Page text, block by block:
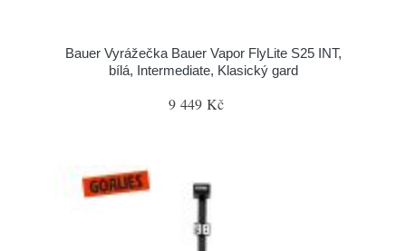
Bauer Vyrážečka Bauer Vapor FlyLite S25 INT,
bílá, Intermediate, Klasický gard
9 449 Kč